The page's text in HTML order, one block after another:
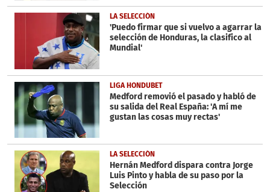
LA SELECCIÓN
'Puedo firmar que si vuelvo a agarrar la
selección de Honduras, la clasifico al
Mundial'
LIGA HONDUBET
Medford removió el pasado y habló de
su salida del Real España: 'A mí me
gustan las cosas muy rectas'
LA SELECCIÓN
Hernán Medford dispara contra Jorge
Luis Pinto y habla de su paso por la
Selección